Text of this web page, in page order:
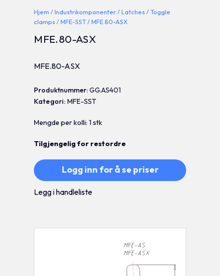
Hjem /Industrikomponenter/Latches/Toggle
clamps/MFE-SST/ MFE.80-ASX
MFE.80-ASX
MFE.80-ASX
Produktnummer:GG.AS401
Kategori:MFE-SST
Mengde per kolli: 1 stk
Tilgjengelig for restordre
Logg inn for å se priser
Legg i handleliste